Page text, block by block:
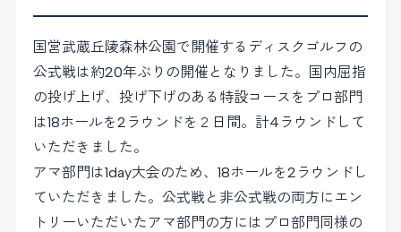
国営武蔵丘陵森林公園で開催するディスクゴルフの
公式戦は約20年ぶりの開催となりました。国内屈指
の投げ上げ、投げ下げのある特設コースをプロ部門
は18ホールを2ラウンドを２日間。計4ラウンドして
いただきました。
アマ部門は1day大会のため、18ホールを2ラウンドし
ていただきました。公式戦と非公式戦の両方にエン
トリーいただいたアマ部門の方にはプロ部門同様の